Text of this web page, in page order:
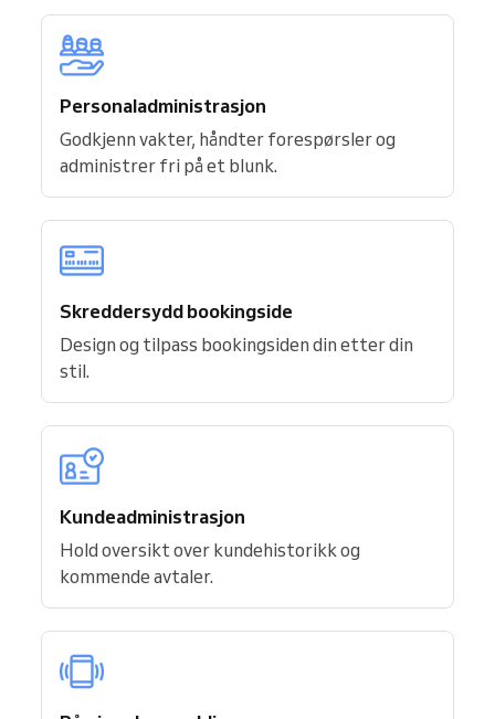
Personaladministrasjon
Godkjenn vakter, håndter forespørsler og
administrer fri på et blunk.
Skreddersydd bookingside
Design og tilpass bookingsiden din etter din
stil.
Kundeadministrasjon
Hold oversikt over kundehistorikk og
kommende avtaler.